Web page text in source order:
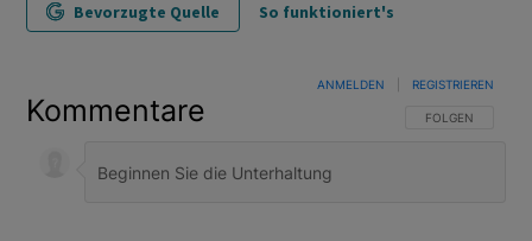
Bevorzugte Quelle So funktioniert's
Kommentare FOLGE DIESER
FOLGEN
ANMELDEN REGISTRIEREN